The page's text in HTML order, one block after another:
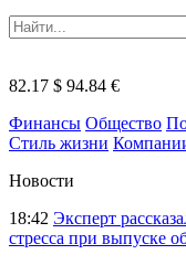
82.17 $ 94.84 €
Финансы Общество
Стиль жизни
Новости
18:42 Эксперт
стресса при выпуске